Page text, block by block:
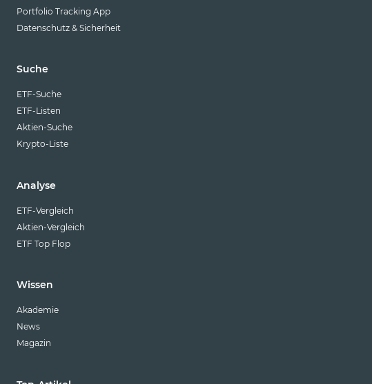
Portfolio Tracking App
Datenschutz & Sicherheit
Suche
ETF-Suche
ETF-Listen
Aktien-Suche
Krypto-Liste
Analyse
ETF-Vergleich
Aktien-Vergleich
ETF Top Flop
Wissen
Akademie
News
Magazin